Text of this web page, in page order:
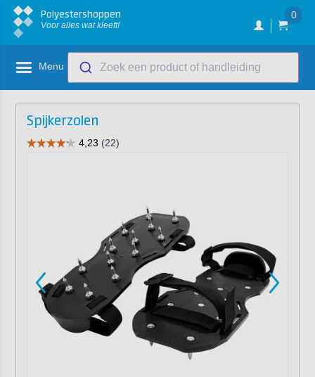
Polyestershoppen
Voor alles wat kleeft!
0
Menu Zoek een product of handleiding
Spijkerzolen